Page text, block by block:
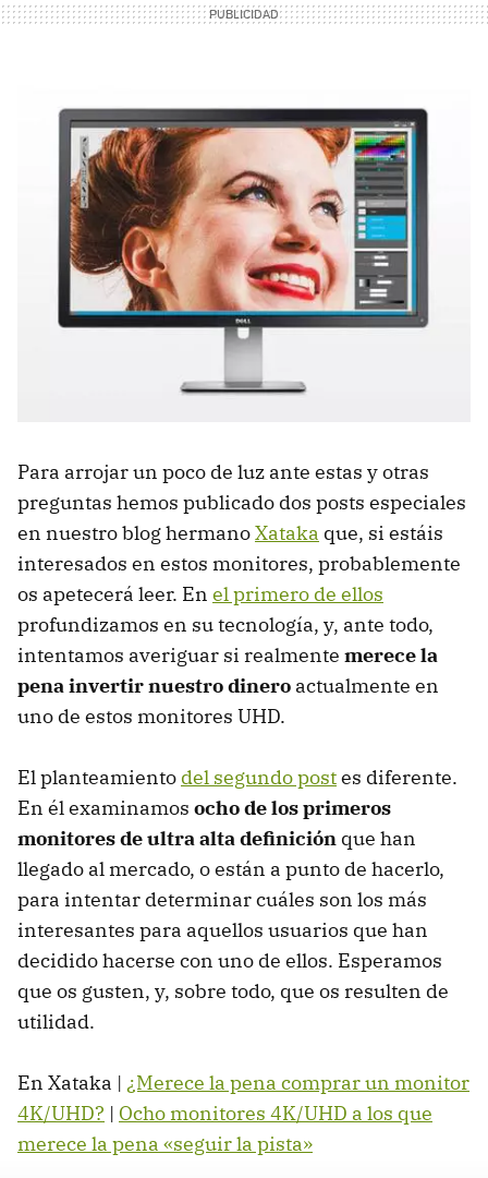
Para arrojar un poco de luz ante estas y otras
preguntas hemos publicado dos posts especiales
en nuestro blog hermanoXataka que, si estáis
interesados en estos monitores, probablemente
os apetecerá leer. En el primero de ellos
profundizamos en su tecnología, y, ante todo,
intentamos averiguar si realmente merece la
pena invertir nuestro dinero actualmente en
uno de estos monitores UHD.
El planteamiento del segundo postes diferente.
En él examinamos ocho de los primeros
monitores de ultra alta definición que han
llegado al mercado, o están a punto de hacerlo,
para intentar determinar cuáles son los más
interesantes para aquellos usuarios que han
decidido hacerse con uno de ellos. Esperamos
que os gusten, y, sobre todo, que os resulten de
utilidad.
En Xataka | ¿Merece la pena comprar un monitor
4K/UHD? | Ocho monitores 4K/UHD a los que
merece la pena «seguir la pista»